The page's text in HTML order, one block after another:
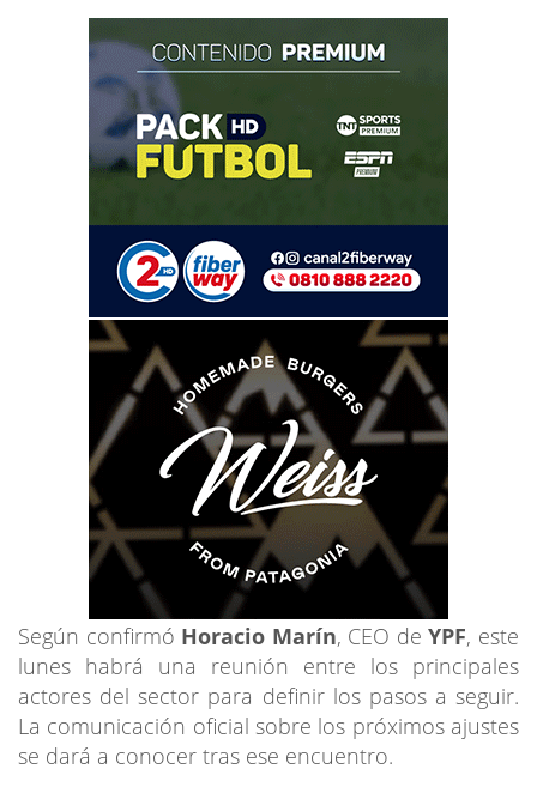
Según confirmó Horacio Marín, CEO deYPF, este
lunes habrá una reunión entre los principales
actores del sector para definir los pasos a seguir.
La comunicación oficial sobre los próximos ajustes
se dará a conocer tras ese encuentro.